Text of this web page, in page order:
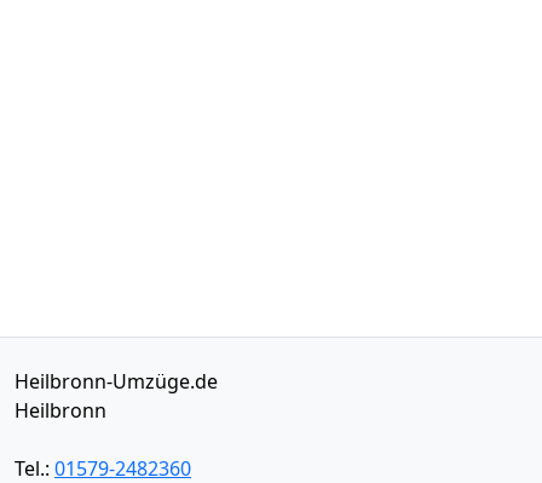
Heilbronn-Umzüge.de
Heilbronn
Tel.: 01579-2482360